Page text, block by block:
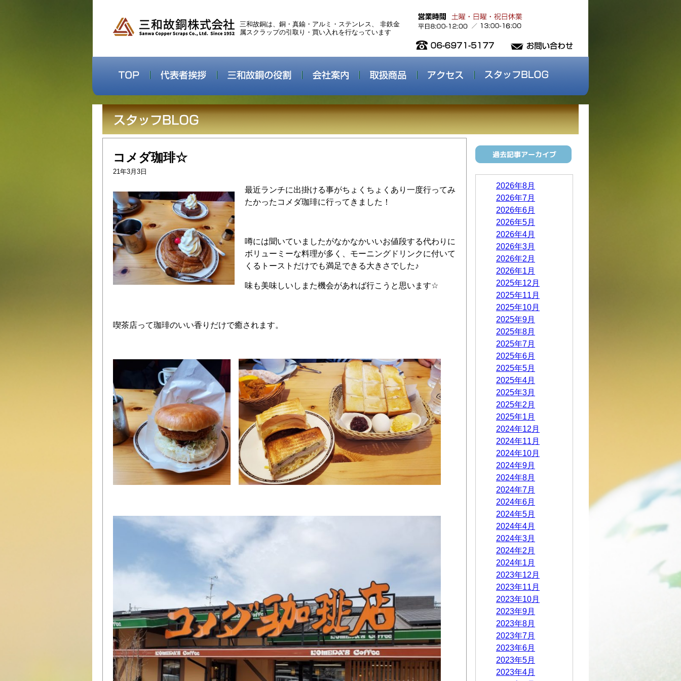
三和故銅は、銅・真鍮・アルミ・ステンレス、 非鉄金
属スクラップの引取り・買い入れを行なっています
コメダ珈琲☆
21年3月3日
最近ランチに出掛ける事がちょくちょくあり一度行ってみ
たかったコメダ珈琲に行ってきました！
噂には聞いていましたがなかなかいいお値段する代わりに
ボリューミーな料理が多く、モーニングドリンクに付いて
くるトーストだけでも満足できる大きさでした♪
味も美味しいしまた機会があれば行こうと思います☆
喫茶店って珈琲のいい香りだけで癒されます。
2026年8月
2026年7月
2026年6月
2026年5月
2026年4月
2026年3月
2026年2月
2026年1月
2025年12月
2025年11月
2025年10月
2025年9月
2025年8月
2025年7月
2025年6月
2025年5月
2025年4月
2025年3月
2025年2月
2025年1月
2024年12月
2024年11月
2024年10月
2024年9月
2024年8月
2024年7月
2024年6月
2024年5月
2024年4月
2024年3月
2024年2月
2024年1月
2023年12月
2023年11月
2023年10月
2023年9月
2023年8月
2023年7月
2023年6月
2023年5月
2023年4月